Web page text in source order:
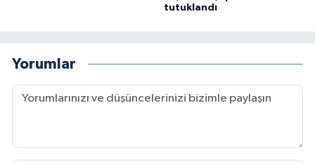
tutuklandı
Yorumlar